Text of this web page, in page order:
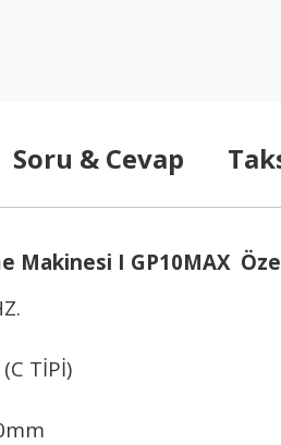
Soru & Cevap
Makinesi I GP10MAX
TİPİ)